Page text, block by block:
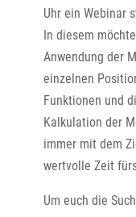
Uhr ein Webinar
In diesem
Anwendung der
einzelnen
Funktionen und
Kalkulation der
immer mit dem
wertvolle Zeit
Um euch die